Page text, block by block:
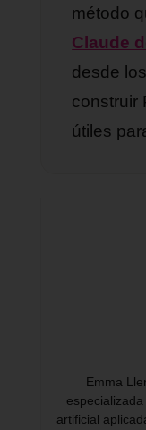
método
Claude
desde
construir
útiles
Emma
artificial